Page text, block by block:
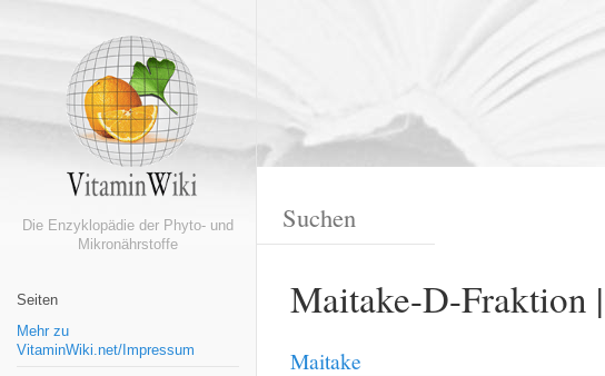
Die Enzyklopädie der Phyto- und
Mikronährstoffe
Seiten
Mehr zu
VitaminWiki.net/Impressum
Maitake-D-
Maitake